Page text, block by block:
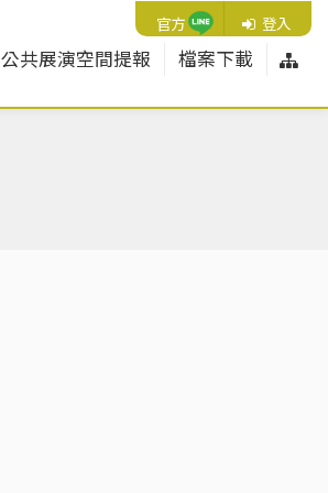
官方Line 登入
公共展演空間提報 檔案下載 網